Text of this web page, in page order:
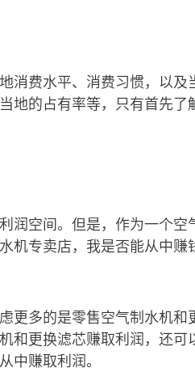
消费水平、消费习惯，以
地的占有率等，只有首先
润空间。但是，作为一个
机专卖店，我是否能从中
更多的是零售空气制水机
和更换滤芯赚取利润，还
中赚取利润。